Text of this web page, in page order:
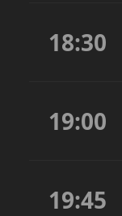
18:30
19:00
19:45